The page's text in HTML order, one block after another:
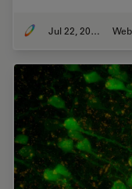
Jul 22, 2025